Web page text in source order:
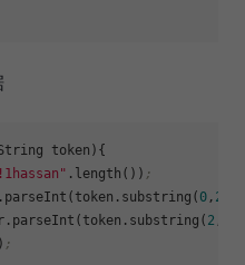
token){
.length()) ;
0 , 2
2
) ;